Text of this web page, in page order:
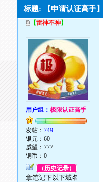
标题: 【申请认证高手
【雷神不神】
用户组：极限认证高手
发帖：749
银元：60
威望：777
铜币：0
（历史记录）
拿笔记下以下域名